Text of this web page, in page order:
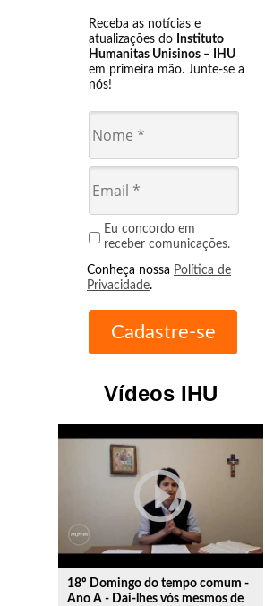
Receba as notícias e
atualizações do Instituto
Humanitas Unisinos – IHU
em primeira mão. Junte-se a
nós!
Eu concordo em
receber comunicações.
Conheça nossa Política de
Privacidade.
Vídeos IHU
play_circle_outline
18º Domingo do tempo comum -
Ano A - Dai-lhes vós mesmos de